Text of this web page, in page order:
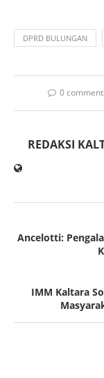
DPRD BULUNGAN
0
REDAKSI
Ancelotti:
IMM Kaltara